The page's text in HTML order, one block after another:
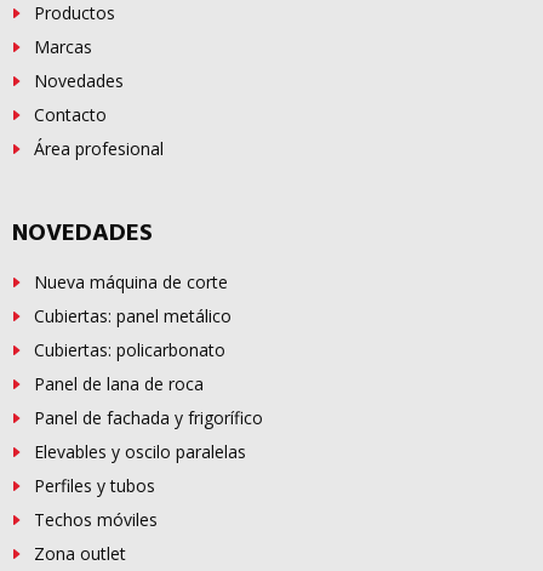
Productos
Marcas
Novedades
Contacto
Área profesional
NOVEDADES
Nueva máquina de corte
Cubiertas: panel metálico
Cubiertas: policarbonato
Panel de lana de roca
Panel de fachada y frigorífico
Elevables y oscilo paralelas
Perfiles y tubos
Techos móviles
Zona outlet